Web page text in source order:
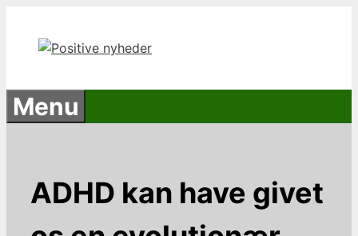
indhold
Menu
ADHD kan have givet